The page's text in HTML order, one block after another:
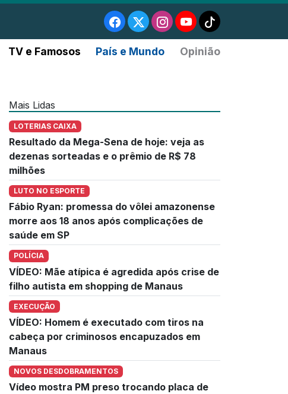
TV e Famosos País e Mundo Opinião
Mais Lidas
LOTERIAS CAIXA
Resultado da Mega-Sena de hoje: veja as
dezenas sorteadas e o prêmio de R$ 78
milhões
LUTO NO ESPORTE
Fábio Ryan: promessa do vôlei amazonense
morre aos 18 anos após complicações de
saúde em SP
POLÍCIA
VÍDEO: Mãe atípica é agredida após crise de
filho autista em shopping de Manaus
EXECUÇÃO
VÍDEO: Homem é executado com tiros na
cabeça por criminosos encapuzados em
Manaus
NOVOS DESDOBRAMENTOS
Vídeo mostra PM preso trocando placa de